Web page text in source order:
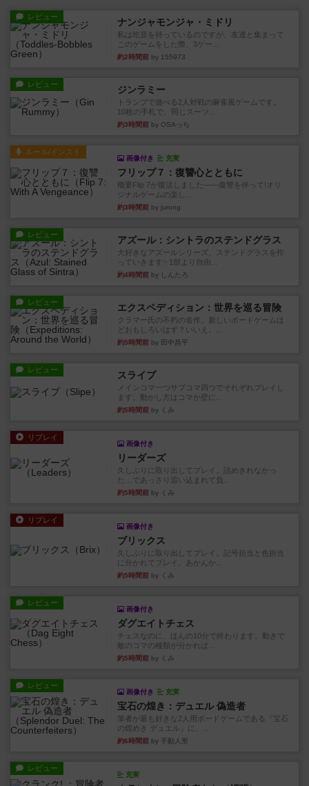
レビュー ナンジャモンジャ・ミドリ
私は吃音を持っているのですが、友達と集まって
このゲームをした際、3ゲー...
約2時間前 by 155973
レビュー ジンラミー
トランプで遊べる2人対戦の麻雀風ゲームです。
10枚の手札で、同じスーツ...
約3時間前 by OSAっち
ルール/インスト
画像付き 充実
フリップ７：復讐心とともに
概要Flip 7が復活しました――復讐を伴って!オリ
ジナルゲームの楽し...
約3時間前 by jurong
レビュー アズール：シントラのステンドグラス
大好きなアズールシリーズ。ステンドグラスを作
っていきます✨1部より自由...
約4時間前 by しんたろ
レビュー エクスペディション：世界を巡る冒険
クラマー氏の不朽の名作。新しいボードゲームほ
どおもしろいはず？いいえ。...
約5時間前 by 田中昌平
レビュー スライプ
メインコマ一つサブコマ四つでそれぞれプレイし
ます。動かし方はコマか壁に...
約5時間前 by くみ
リプレイ
画像付き
リーダーズ
久しぶりに取り出してプレイ。詰めきれなかっ
た…であっさり追い込まれて負...
約5時間前 by くみ
リプレイ
画像付き
ブリックス
久しぶりに取り出してプレイ。記号担当と色担当
に分かれてプレイ。あかんか...
約5時間前 by くみ
レビュー
画像付き
ダグエイトチェス
チェスなのに、ほんの10分で終わります。動きで
敵のコマの種類が分かれば...
約5時間前 by くみ
レビュー
画像付き 充実
宝石の煌き：デュエル 偽造者
筆者が最も好きな2人用ボードゲームである『宝石
の煌めき デュエル』に、...
約6時間前 by 手動人形
レビュー
充実